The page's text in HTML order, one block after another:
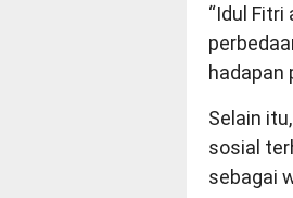
“Idul
hadapan
Selain
sosial
sebagai